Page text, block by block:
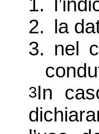
1.
2.
la
3. nel
3In